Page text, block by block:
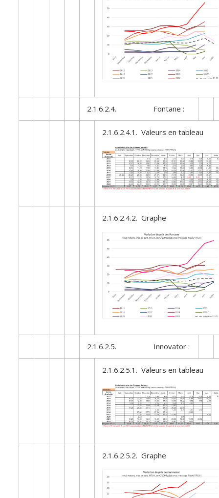
2.1.6.2.4. Fontane :
2.1.6.2.4.1. Valeurs en tableau
2.1.6.2.4.2. Graphe
2.1.6.2.5. Innovator :
2.1.6.2.5.1. Valeurs en tableau
2.1.6.2.5.2. Graphe